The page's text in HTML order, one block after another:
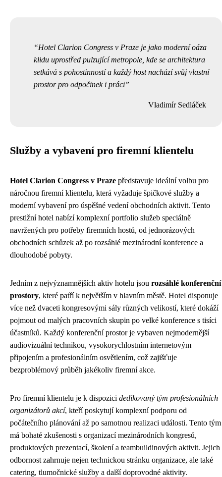
Hotel Clarion Congress v Praze je jako moderní oáza
klidu uprostřed pulzující metropole, kde se architektura
setkává s pohostinností a každý host nachází svůj vlastní
prostor pro odpočinek i práci
Vladimír Sedláček
Služby a vybavení pro firemní klientelu
Hotel Clarion Congress v Praze představuje ideální volbu pro
náročnou firemní klientelu, která vyžaduje špičkové služby a
moderní vybavení pro úspěšné vedení obchodních aktivit. Tento
prestižní hotel nabízí komplexní portfolio služeb speciálně
navržených pro potřeby firemních hostů, od jednorázových
obchodních schůzek až po rozsáhlé mezinárodní konference a
dlouhodobé pobyty.
Jedním z nejvýznamnějších aktiv hotelu jsou rozsáhlé konferenční
prostory, které patří k největším v hlavním městě. Hotel disponuje
více než dvaceti kongresovými sály různých velikostí, které dokáží
pojmout od malých pracovních skupin po velké konference s tisíci
účastníků. Každý konferenční prostor je vybaven nejmodernější
audiovizuální technikou, vysokorychlostním internetovým
připojením a profesionálním osvětlením, což zajišťuje
bezproblémový průběh jakékoliv firemní akce.
Pro firemní klientelu je k dispozici dedikovaný tým profesionálních
organizátorů akcí, kteří poskytují komplexní podporu od
počátečního plánování až po samotnou realizaci události. Tento tým
má bohaté zkušenosti s organizací mezinárodních kongresů,
produktových prezentací, školení a teambuildinových aktivit. Jejich
odbornost zahrnuje nejen technickou stránku organizace, ale také
catering, tlumočnické služby a další doprovodné aktivity.